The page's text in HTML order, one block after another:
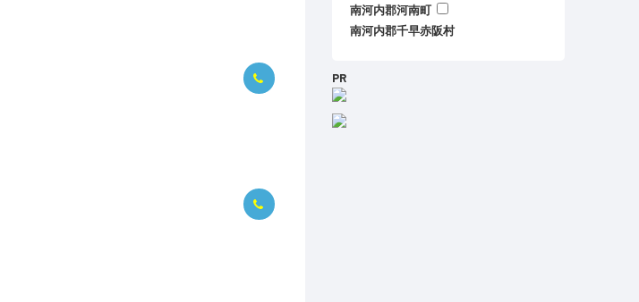
南河内郡河南町
南河内郡千早赤阪村
PR